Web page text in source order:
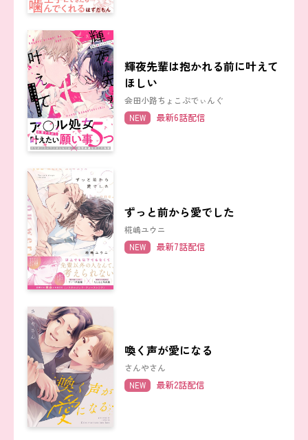
輝夜先輩は抱かれる前に叶えて
ほしい
会田小路ちょこぷでぃんぐ
NEW 最新6話配信
ずっと前から愛でした
椛嶋ユウニ
NEW 最新7話配信
喚く声が愛になる
さんやさん
NEW 最新2話配信